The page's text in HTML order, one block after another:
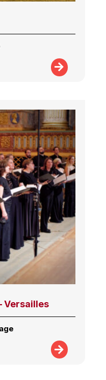
Versailles